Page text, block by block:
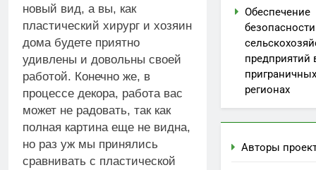
новый вид, а вы, как
пластический хирург и хозяин
дома будете приятно
удивлены и довольны своей
работой. Конечно же, в
процессе декора, работа вас
может не радовать, так как
полная картина еще не видна,
но раз уж мы принялись
сравнивать с пластической
Обеспечение
безопасности
предприятий
приграничных
регионах
Авторы